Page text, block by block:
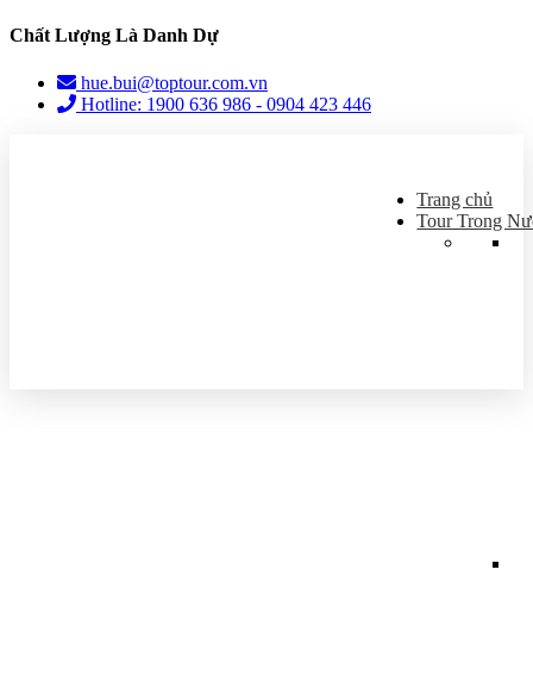
Chất Lượng Là Danh Dự
hue.bui@toptour.com.vn
Hotline: 1900 636 986 - 0904 423 446
Trang chủ
Tour Trong